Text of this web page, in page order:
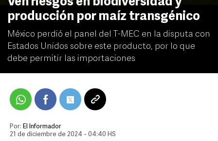
producción por maíz transgénico
México perdió el panel del T-MEC en la disputa con
Estados Unidos sobre este producto, por lo que
debe permitir las importaciones
Por: El Informador
21 de diciembre de 2024 - 04:40 HS